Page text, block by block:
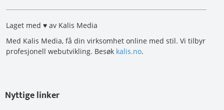
Laget med ♥ av Kalis Media
Med Kalis Media, få din virksomhet online med stil. Vi tilbyr
profesjonell webutvikling. Besøk kalis.no.
Nyttige linker